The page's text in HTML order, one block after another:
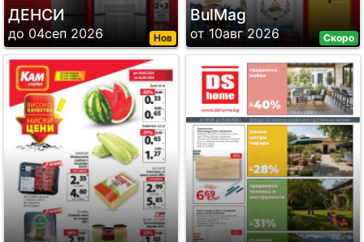
Нов
ДЕНСИ
до 04сеп 2026 Скоро
BulMag
от 10авг 2026